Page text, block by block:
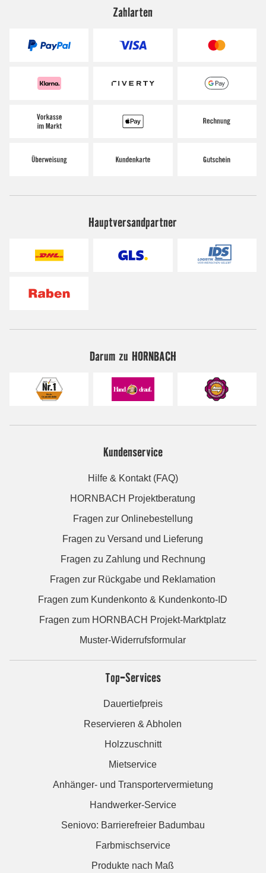
Zahlarten
Hauptversandpartner
Darum zu HORNBACH
Kundenservice
Hilfe & Kontakt (FAQ)
HORNBACH Projektberatung
Fragen zur Onlinebestellung
Fragen zu Versand und Lieferung
Fragen zu Zahlung und Rechnung
Fragen zur Rückgabe und Reklamation
Fragen zum Kundenkonto & Kundenkonto-ID
Fragen zum HORNBACH Projekt-Marktplatz
Muster-Widerrufsformular
Top-Services
Dauertiefpreis
Reservieren & Abholen
Holzzuschnitt
Mietservice
Anhänger- und Transportervermietung
Handwerker-Service
Seniovo: Barrierefreier Badumbau
Farbmischservice
Produkte nach Maß